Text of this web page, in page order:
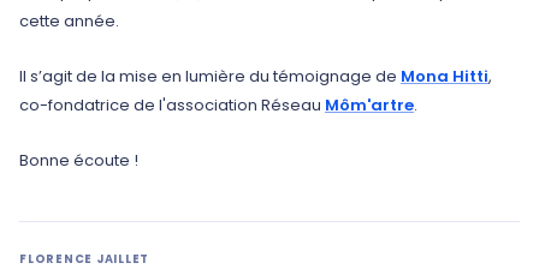
cette année.
Il s’agit de la mise en lumière du témoignage de Mona Hitti,
co-fondatrice de l'association Réseau Môm'artre.
Bonne écoute !
FLORENCE JAILLET